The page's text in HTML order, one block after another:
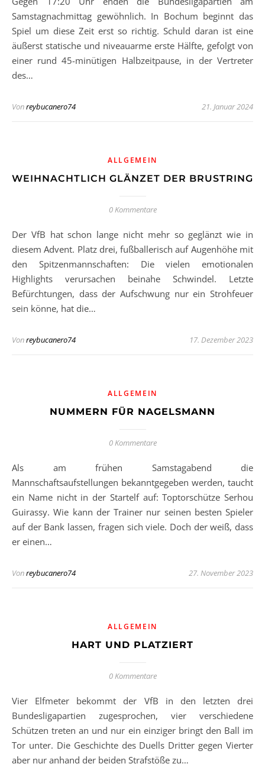
Samstagnachmittag gewöhnlich. In Bochum beginnt das
Spiel um diese Zeit erst so richtig. Schuld daran ist eine
äußerst statische und niveauarme erste Hälfte, gefolgt von
einer rund 45-minütigen Halbzeitpause, in der Vertreter
des…
Vonreybucanero74 21. Januar 2024
ALLGEMEIN
WEIHNACHTLICH GLÄNZET DER BRUSTRING
0 Kommentare
Der VfB hat schon lange nicht mehr so geglänzt wie in
diesem Advent. Platz drei, fußballerisch auf Augenhöhe mit
den Spitzenmannschaften: Die vielen emotionalen
Highlights verursachen beinahe Schwindel. Letzte
Befürchtungen, dass der Aufschwung nur ein Strohfeuer
sein könne, hat die…
Vonreybucanero74 17. Dezember 2023
ALLGEMEIN
NUMMERN FÜR NAGELSMANN
0 Kommentare
Als am frühen Samstagabend die
Mannschaftsaufstellungen bekanntgegeben werden, taucht
ein Name nicht in der Startelf auf: Toptorschütze Serhou
Guirassy. Wie kann der Trainer nur seinen besten Spieler
auf der Bank lassen, fragen sich viele. Doch der weiß, dass
er einen…
Vonreybucanero74 27. November 2023
ALLGEMEIN
HART UND PLATZIERT
0 Kommentare
Vier Elfmeter bekommt der VfB in den letzten drei
Bundesligapartien zugesprochen, vier verschiedene
Schützen treten an und nur ein einziger bringt den Ball im
Tor unter. Die Geschichte des Duells Dritter gegen Vierter
aber nur anhand der beiden Strafstöße zu…